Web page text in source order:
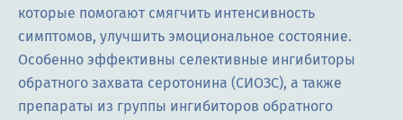
которые помогают смягчить интенсивность
симптомов, улучшить эмоциональное состояние.
Особенно эффективны селективные ингибиторы
обратного захвата серотонина (СИОЗС), а также
препараты из группы ингибиторов обратного